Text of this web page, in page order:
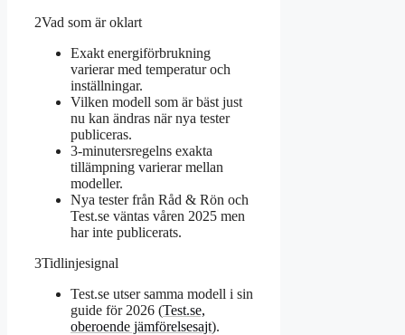
2Vad som är oklart
Exakt energiförbrukning
varierar med temperatur och
inställningar.
Vilken modell som är bäst just
nu kan ändras när nya tester
publiceras.
3‑minutersregelns exakta
tillämpning varierar mellan
modeller.
Nya tester från Råd & Rön och
Test.se väntas våren 2025 men
har inte publicerats.
3Tidlinjesignal
Test.se utser samma modell i sin
guide för 2026 (Test.se,
oberoende jämförelsesajt).